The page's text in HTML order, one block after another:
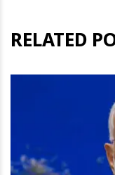
RELATED